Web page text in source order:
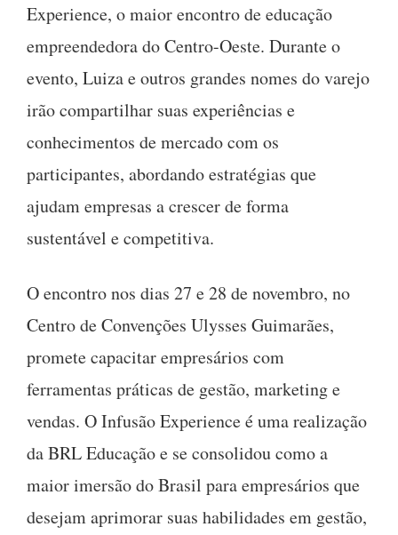
Experience, o maior encontro de educação
empreendedora do Centro-Oeste. Durante o
evento, Luiza e outros grandes nomes do varejo
irão compartilhar suas experiências e
conhecimentos de mercado com os
participantes, abordando estratégias que
ajudam empresas a crescer de forma
sustentável e competitiva.
O encontro nos dias 27 e 28 de novembro, no
Centro de Convenções Ulysses Guimarães,
promete capacitar empresários com
ferramentas práticas de gestão, marketing e
vendas. O Infusão Experience é uma realização
da BRL Educação e se consolidou como a
maior imersão do Brasil para empresários que
desejam aprimorar suas habilidades em gestão,